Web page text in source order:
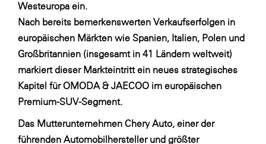
GBV - Verband gemeinnütziger
Bauvereinigungen
Getzner Werkstoffe
Heimat Österreich
ikp
Johnson & Johnson
JELD-WEN DANA
Westeuropa ein.
Nach bereits bemerkenswerten Verkaufserfolgen in
europäischen Märkten wie Spanien, Italien, Polen und
Großbritannien (insgesamt in 41 Ländern weltweit)
markiert dieser Markteintritt ein neues strategisches
Kapitel für OMODA & JAECOO im europäischen
Premium-SUV-Segment.
Das Mutterunternehmen Chery Auto, einer der
führenden Automobilhersteller und größter